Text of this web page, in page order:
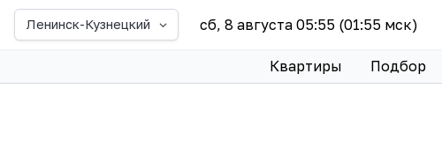
Ленинск-Кузнецкий сб, 8 августа 05:55 (01:55 мск)
Квартиры Подбор